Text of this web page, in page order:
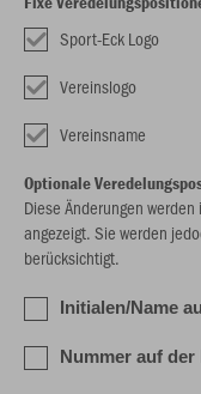
Sport-Eck Logo
Vereinslogo
Vereinsname
Optionale
Diese Änderungen
angezeigt. Sie werden
berücksichtigt.
Initialen/Name
Nummer auf der